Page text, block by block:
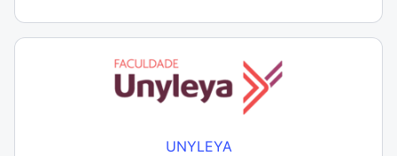
UNYLEYA